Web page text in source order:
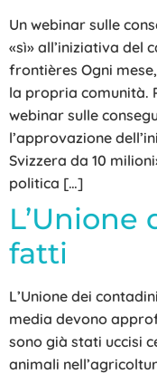
Un webinar sulle
«sì» all’iniziativa del
frontières Ogni
la propria comunità.
webinar sulle
l’approvazione
Svizzera da 10
politica […]
fatti
L’Unione dei
media devono
sono già stati uccisi
animali